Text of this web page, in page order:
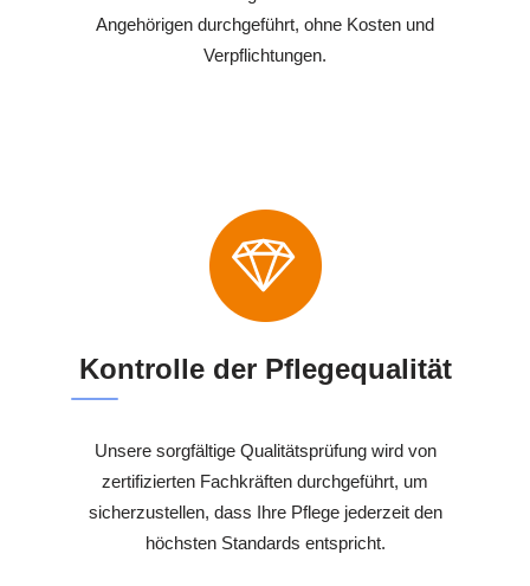
Angehörigen durchgeführt, ohne Kosten und
Verpflichtungen.
Kontrolle der Pflegequalität
Unsere sorgfältige Qualitätsprüfung wird von
zertifizierten Fachkräften durchgeführt, um
sicherzustellen, dass Ihre Pflege jederzeit den
höchsten Standards entspricht.